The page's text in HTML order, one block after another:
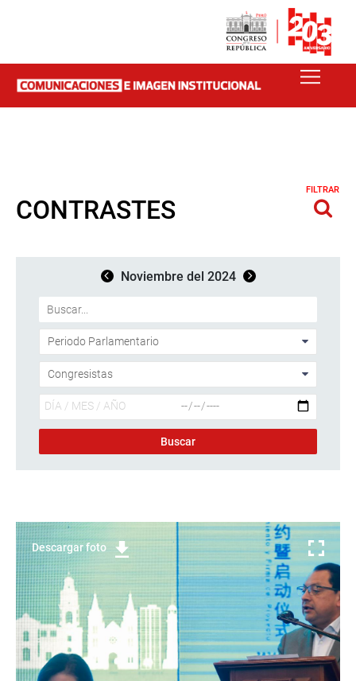
CONTRASTES
FILTRAR
Noviembre del 2024
Descargar foto